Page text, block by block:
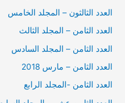
العدد الثالثون – المجلد الخامس
العدد الثامن – المجلد الثالث
العدد الثامن – المجلد السادس
العدد الثامن – مارس 2018
العدد الثامن -المجلد الرابع